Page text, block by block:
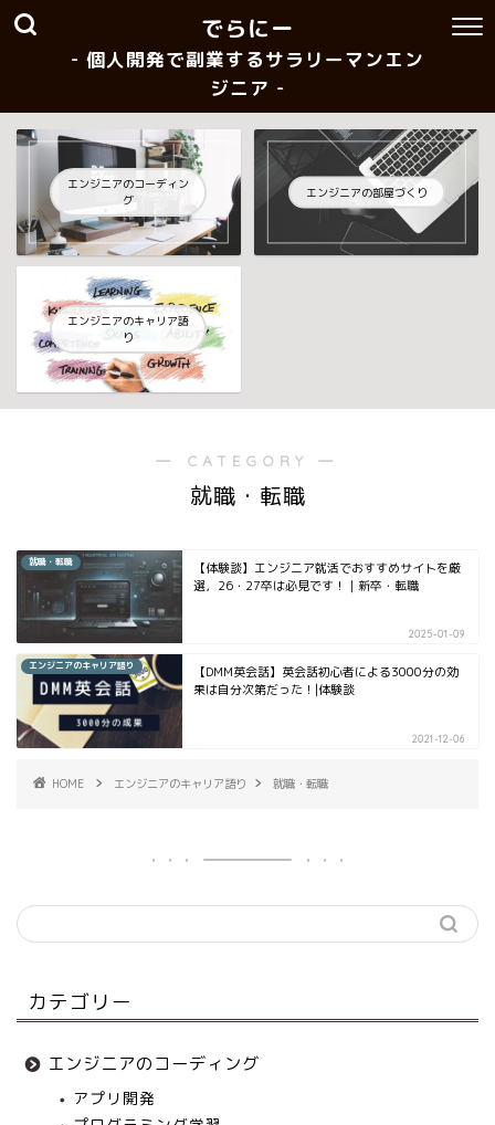
でらにー
- 個人開発で副業するサラリーマンエン
ジニア -
エンジニアのコーディン
グ
エンジニアの部屋づくり
エンジニアのキャリア語
り
― CATEGORY ―
就職・転職
就職・転職
【体験談】エンジニア就活でおすすめサイトを厳
選，26・27卒は必見です！｜新卒・転職
2025-01-09
エンジニアのキャリア語り
【DMM英会話】英会話初心者による3000分の効
果は自分次第だった！|体験談
2021-12-06
HOME エンジニアのキャリア語り 就職・転職
カテゴリー
エンジニアのコーディング
アプリ開発